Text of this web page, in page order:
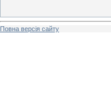
Повна версія сайту